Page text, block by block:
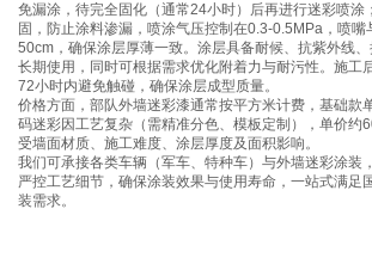
免漏涂，待完全固化（通常24小时）后再进行迷彩喷涂
固，防止涂料渗漏，喷涂气压控制在0.3-0.5MPa，喷
50cm，确保涂层厚薄一致。涂层具备耐候、抗紫外线
长期使用，同时可根据需求优化附着力与耐污性。施工
72小时内避免触碰，确保涂层成型质量。
价格方面，部队外墙迷彩漆通常按平方米计费，基础款
码迷彩因工艺复杂（需精准分色、模板定制），单价约
受墙面材质、施工难度、涂层厚度及面积影响。
我们可承接各类车辆（军车、特种车）与外墙迷彩涂装
严控工艺细节，确保涂装效果与使用寿命，一站式满足
装需求。